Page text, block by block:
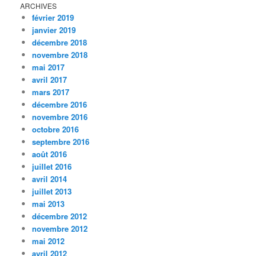
ARCHIVES
février 2019
janvier 2019
décembre 2018
novembre 2018
mai 2017
avril 2017
mars 2017
décembre 2016
novembre 2016
octobre 2016
septembre 2016
août 2016
juillet 2016
avril 2014
juillet 2013
mai 2013
décembre 2012
novembre 2012
mai 2012
avril 2012